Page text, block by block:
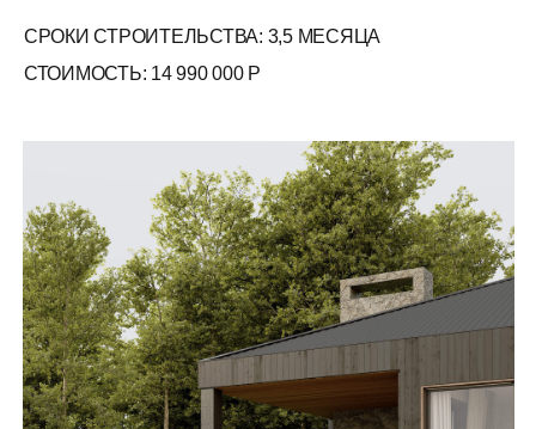
Является Публичной Офертой
Адрес нашего офиса в Санкт-Петербурге:
Петровская коса, 6к1, 1 этаж, офис 42Н